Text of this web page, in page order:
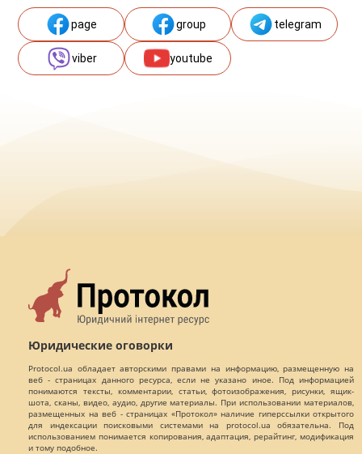
page group telegram
viber youtube
Юридические оговорки
Protocol.ua обладает авторскими правами на информацию, размещенную на
веб - страницах данного ресурса, если не указано иное. Под информацией
понимаются тексты, комментарии, статьи, фотоизображения, рисунки, ящик-
шота, сканы, видео, аудио, другие материалы. При использовании материалов,
размещенных на веб - страницах «Протокол» наличие гиперссылки открытого
для индексации поисковыми системами на protocol.ua обязательна. Под
использованием понимается копирования, адаптация, рерайтинг, модификация
и тому подобное.